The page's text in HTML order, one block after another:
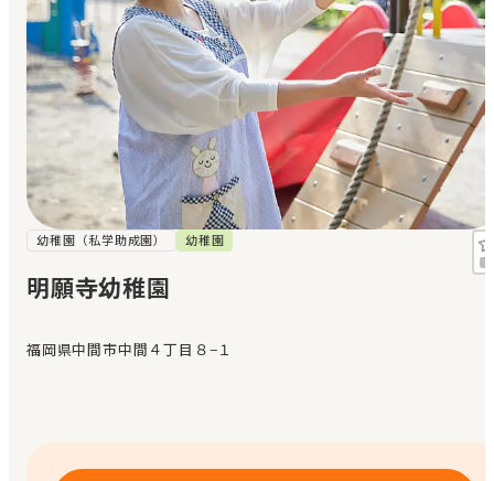
閲覧履歴
お気に入り
見学日記
メッセージ
おすすめの園
エンクルの特徴と活用方法
幼稚園（私学助成園） 幼稚園
明願寺幼稚園
福岡県中間市中間４丁目８−１